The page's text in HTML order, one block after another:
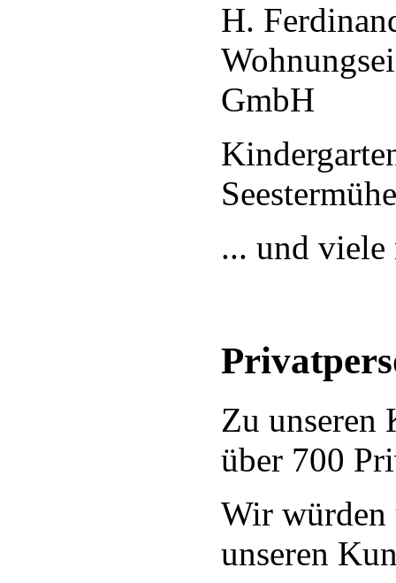
H.
GmbH
Seestermühe
... und viele
Zu unseren
über 700
Wir würden
unseren